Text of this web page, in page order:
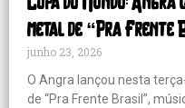
Copa do Mundo:
metal de “Pra Frente
junho 23, 2026
O Angra lançou nesta
de “Pra Frente Brasil”,